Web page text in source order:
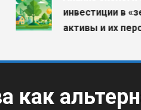
инвестиции в
активы и их
как